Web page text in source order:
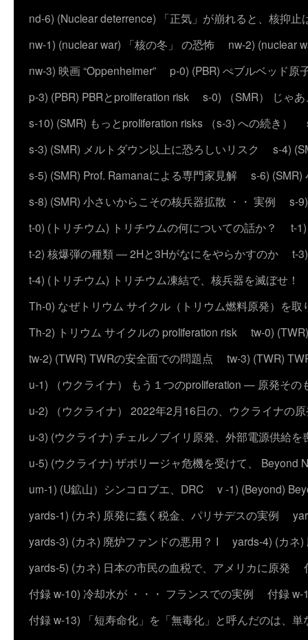
nd-6) (Nuclear deterrence) 「正気」が崩れると、核抑止
nw-1) (nuclear war) 「核の冬」 の恐怖
nw-2) (nuclear
nw-3) 映画 “Oppenheimer”
p-0) (PBR) ぺブルベッド原
p-3) (PBR) PBRとproliferation risk
s-0) （SMR） じゃ
s-10) (SMR) もっとproliferation risks （s-3) への続き）
s-3) (SMR) メルトダウン以上に恐ろしいリスク
s-4)
s-5) (SMR) Prof. Ramanaによる専門家見解
s-6) (SMR)
s-8) (SMR) 小さいからこその核兵器拡散 ・・ 実例
s-
t-0) (トリチウム) トリチウムの何についての話か？
t-
t-2) 核爆弾の種類 ― 2Hと3Hがなにをやらかすのか
t-
t-4) (トリチウム) トリチウム凍結で、核兵器を滅ぼせ！
Th-0) なぜトリウム サイクル（トリウム燃料原発）を取
Th-2) トリウム サイクルの proliferation risk
tw-0)
tw-2) (TWR) TWRの安全面での問題点
tw-3) (TWR)
u-1) （ウクライナ） もう１つのproliferation — 原発その
u-2) （ウクライナ） 2022年2月16日の、ウクライナの
u-3) (ウクライナ) チェルノブイリ原発、外部電源供給を
u-5) (ウクライナ) ザポリージャ危機を受けて、 Beyond
um-1) (U鉱山）シンコロブエ、DRC
v -1) (Beyond)
yards-1) (カネ) 原発に蠢く税金、パリサデスの実例
yards-3) (カネ) 廃炉ファンドの悪用？ I
yards-4) (カネ
yards-5) (カネ) 日本の市民の血税で、アメリカに原発
付録 w-10) 冷却水が ・・・ フランスでの実例
付録 w-
付録 w-13) 「短寿命化」を「無毒化」と呼んだのは、